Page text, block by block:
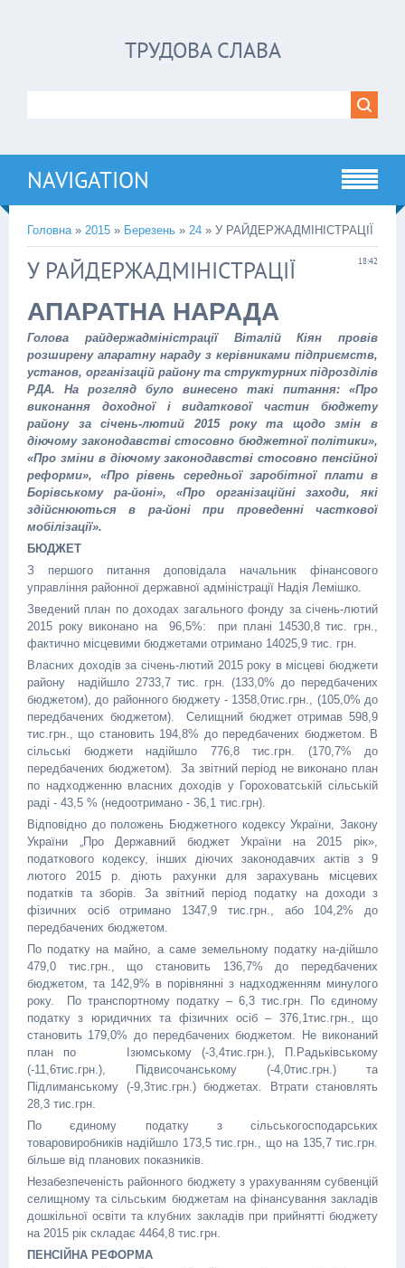
ТРУДОВА СЛАВА
NAVIGATION
Головна» 2015 » Березень » 24 » У РАЙДЕРЖАДМІНІСТРАЦІЇ
18:42
У РАЙДЕРЖАДМІНІСТРАЦІЇ
АПАРАТНА НАРАДА
Голова райдержадміністрації Віталій Кіян провів
розширену апаратну нараду з керівниками підприємств,
установ, організацій району та структурних підрозділів
РДА. На розгляд було винесено такі питання: «Про
виконання доходної і видаткової частин бюджету
району за січень-лютий 2015 року та щодо змін в
діючому законодавстві стосовно бюджетної політики»,
«Про зміни в діючому законодавстві стосовно пенсійної
реформи», «Про рівень середньої заробітної плати в
Борівському ра-йоні», «Про організаційні заходи, які
здійснюються в ра-йоні при проведенні часткової
мобілізації».
БЮДЖЕТ
З першого питання доповідала начальник фінансового
управління районної державної адміністрації Надія Лемішко.
Зведений план по доходах загального фонду за січень-лютий
2015 року виконано на 96,5%: при плані 14530,8 тис. грн.,
фактично місцевими бюджетами отримано 14025,9 тис. грн.
Власних доходів за січень-лютий 2015 року в місцеві бюджети
району надійшло 2733,7 тис. грн. (133,0% до передбачених
бюджетом), до районного бюджету - 1358,0тис.грн., (105,0% до
передбачених бюджетом). Селищний бюджет отримав 598,9
тис.грн., що становить 194,8% до передбачених бюджетом. В
сільські бюджети надійшло 776,8 тис.грн. (170,7% до
передбачених бюджетом). За звітний період не виконано план
по надходженню власних доходів у Гороховатській сільській
раді - 43,5 % (недоотримано - 36,1 тис.грн).
Відповідно до положень Бюджетного кодексу України, Закону
України „Про Державний бюджет України на 2015 рік»,
податкового кодексу, інших діючих законодавчих актів з 9
лютого 2015 р. діють рахунки для зарахувань місцевих
податків та зборів. За звітний період податку на доходи з
фізичних осіб отримано 1347,9 тис.грн., або 104,2% до
передбачених бюджетом.
По податку на майно, а саме земельному податку на-дійшло
479,0 тис.грн., що становить 136,7% до передбачених
бюджетом, та 142,9% в порівнянні з надходженням минулого
року. По транспортному податку – 6,3 тис.грн. По єдиному
податку з юридичних та фізичних осіб – 376,1тис.грн., що
становить 179,0% до передбачених бюджетом. Не виконаний
план по Ізюмському (-3,4тис.грн.), П.Радьківському
(-11,6тис.грн.), Підвисочанському (-4,0тис.грн.) та
Підлиманському (-9,3тис.грн.) бюджетах. Втрати становлять
28,3 тис.грн.
По єдиному податку з сільськогосподарських
товаровиробників надійшло 173,5 тис.грн., що на 135,7 тис.грн.
більше від планових показників.
Незабезпеченість районного бюджету з урахуванням субвенцій
селищному та сільським бюджетам на фінансування закладів
дошкільної освіти та клубних закладів при прийнятті бюджету
на 2015 рік складає 4464,8 тис.грн.
ПЕНСІЙНА РЕФОРМА